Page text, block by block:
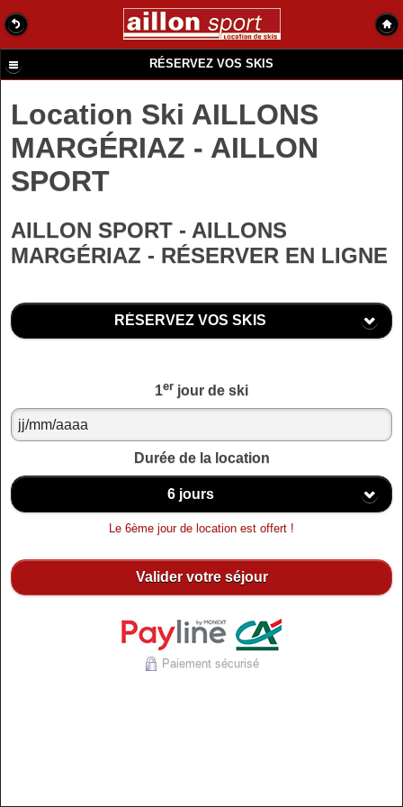
RÉSERVEZ VOS SKIS
Location Ski AILLONS
MARGÉRIAZ - AILLON
SPORT
AILLON SPORT - AILLONS
MARGÉRIAZ - RÉSERVER EN LIGNE
RÉSERVEZ VOS SKIS
1er jour de ski
Durée de la location
6 jours
Le 6ème jour de location est offert !
Valider votre séjour
Paiement sécurisé